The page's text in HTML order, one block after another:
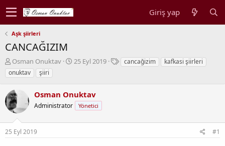
Giriş yap
Aşk şiirleri
CANCAĞIZIM
K
o
n
b
u
y
u
b
a
Osman Onuktav
B
a
ı
25 Eyl 2019
E
e
cancağizim
kafkasi şiirleri
onuktav
şiiri
Osman Onuktav
Administrator Yönetici
25 Eyl 2019 #1